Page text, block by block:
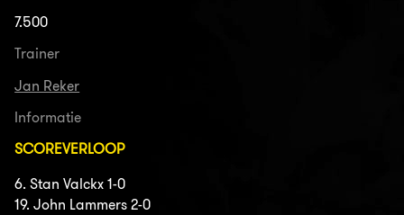
7.500
Trainer
Jan Reker
Informatie
SCOREVERLOOP
6. Stan Valckx 1-0
19. John Lammers 2-0